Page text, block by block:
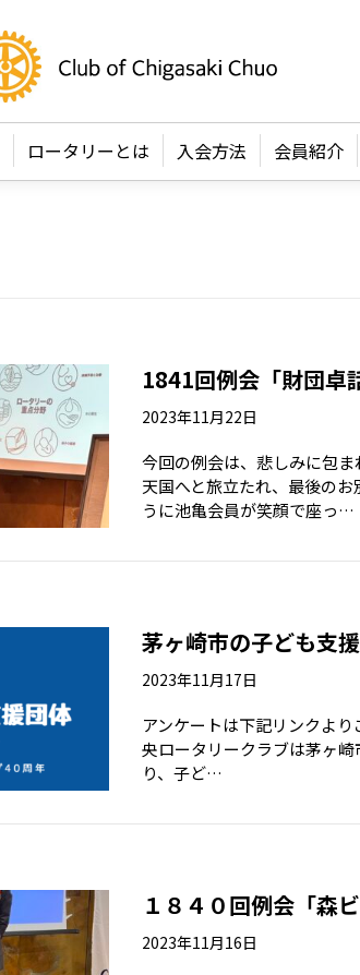
ロータリーとは 入会方法 会員紹介
1841回例会「財団卓
2023年11月22日
今回の例会は、悲しみに包
天国へと旅立たれ、最後の
うに池亀会員が笑顔で座っ…
茅ヶ崎市の子ども支
2023年11月17日
アンケートは下記リンクよ
央ロータリークラブは茅ヶ
り、⼦ど…
１８４０回例会「森
2023年11月16日